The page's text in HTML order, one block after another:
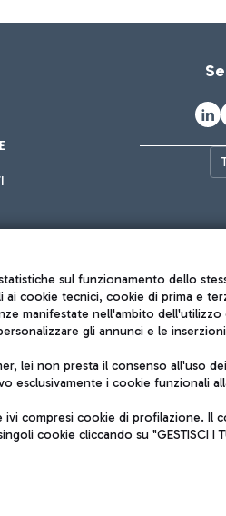
Roma FCO
L'aeroporto
QUALITÀ SOSTENIBILITÀ
sul funzionamento dello
ai cookie tecnici, cookie di prima e
manifestate nell'ambito dell'utilizzo
gli annunci e le
lei non presta il consenso all'uso
esclusivamente i cookie funzionali
ivi compresi cookie di profilazione. Il
cookie cliccando su "GESTISCI I